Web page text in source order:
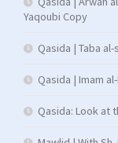
Yaqoubi Copy
Qasida: Look at